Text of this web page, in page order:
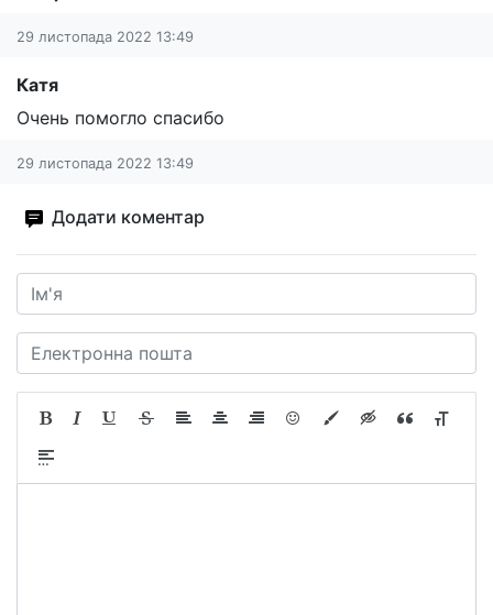
29 листопада 2022 13:49
Катя
Очень помогло спасибо
29 листопада 2022 13:49
Додати коментар